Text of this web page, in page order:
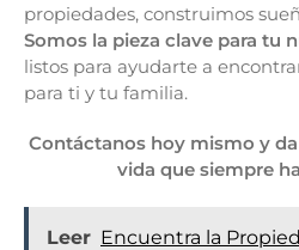
propiedades, construimos
Somos la pieza clave para tu
listos para ayudarte a
para ti y tu familia.
Contáctanos hoy mismo y
vida que siempre
Leer Encuentra la